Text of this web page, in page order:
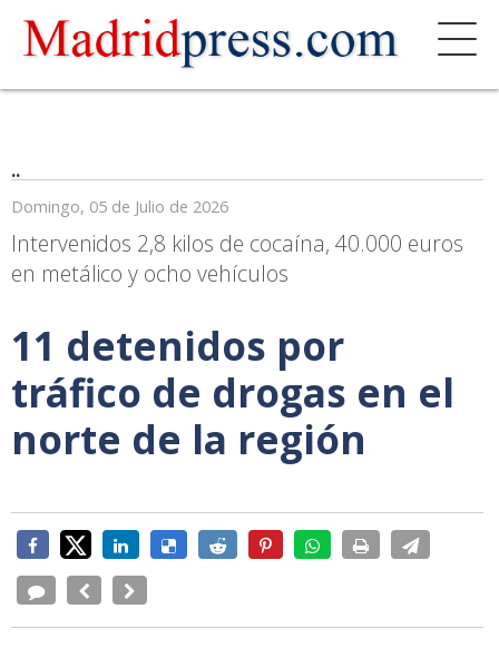
..
Domingo, 05 de Julio de 2026
Intervenidos 2,8 kilos de cocaína, 40.000 euros
en metálico y ocho vehículos
11 detenidos por
tráfico de drogas en el
norte de la región